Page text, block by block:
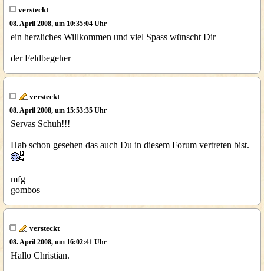
versteckt
08. April 2008, um 10:35:04 Uhr
ein herzliches Willkommen und viel Spass wünscht Dir
der Feldbegeher
versteckt
08. April 2008, um 15:53:35 Uhr
Servas Schuh!!!
Hab schon gesehen das auch Du in diesem Forum vertreten bist.
mfg
gombos
versteckt
08. April 2008, um 16:02:41 Uhr
Hallo Christian.